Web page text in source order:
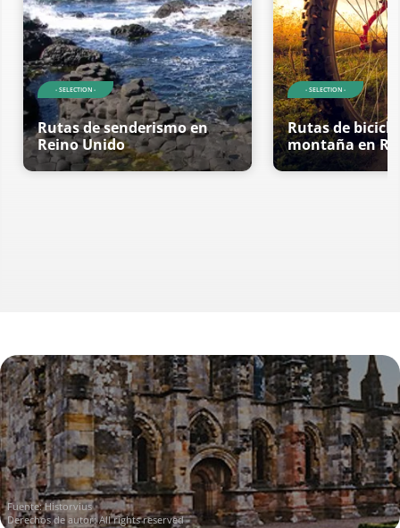
- SELECTION -
Rutas de senderismo en
Reino Unido
- SELECTION -
Rutas de
montaña en
Fuente:Historvius
Derechos de autor: All rights reserved